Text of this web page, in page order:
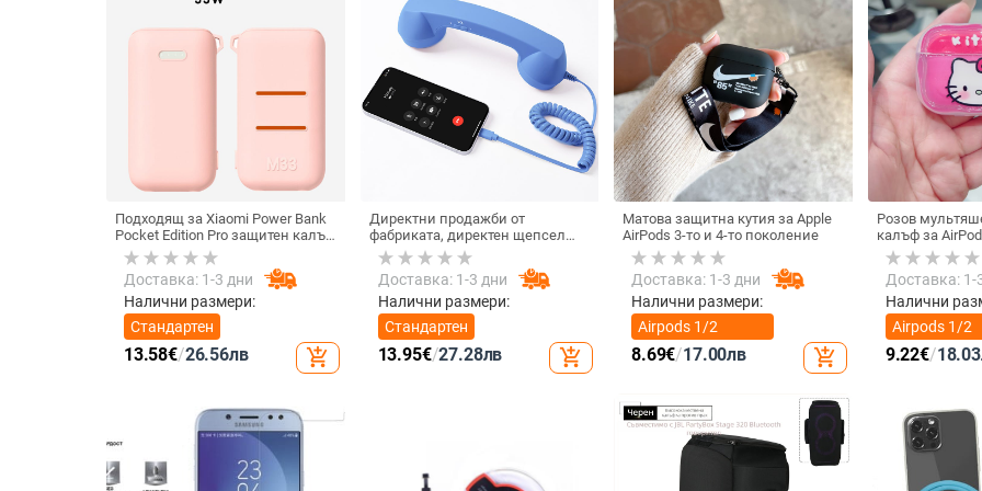
Подходящ за Xiaomi Power Bank
Pocket Edition Pro защитен калъф
33W силиконов 10000mA
неплъзгащ се защитен калъф за
Power Bank
Доставка: 1-3 дни
Налични размери:
Стандартен
13.58€/26.56лв add_shopping_cart
Директни продажби от
фабриката, директен щепсел
тип C, мобилен телефон, Douyin
Internet Celebrity, електрически
микрофон, слушалки с C порт,
кабелна слушалка
Доставка: 1-3 дни
Налични размери:
Стандартен
13.95€/27.28лв add_shopping_cart
Матова защитна кутия за Apple
AirPods 3-то и 4-то поколение
Доставка: 1-3 дни
Налични размери:
Airpods 1/2
поколение
8.69€/17.00лв add_shopping_cart
Розов
калъф за
котка
Доставка: 1-
Налични
Airpods 1/2
поколение
9.22€/18.03